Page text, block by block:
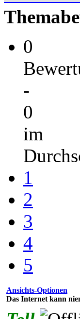
0
-
0
im
1
2
3
4
5
Ansichts-Optionen
Das Internet kann